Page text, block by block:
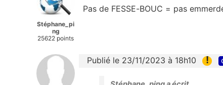
Stéphane_pi
ng
25622 points
Pas de FESSE-BOUC = pas
Publié le 23/11/2023 à 18h10 !